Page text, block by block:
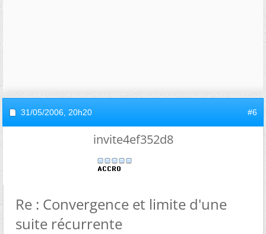
31/05/2006, 20h20 #6
invite4ef352d8
Re : Convergence et limite d'une
suite récurrente